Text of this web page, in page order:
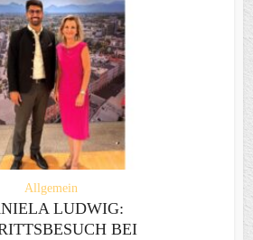
Allgemein
LUDWIG:
BEI